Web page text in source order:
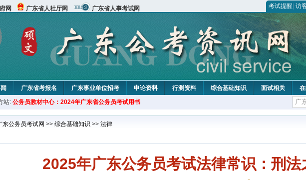
网 广东省人社厅网 广东省人事考试网 考试提醒 访
广东省考报名 广东事业单位招考 申论资料 行测资料 综合基础知识 面试相关
站: 公务员教材中心：2024年广东省公务员考试用书
东公务员考试网 >> 综合基础知识 >> 法律
2025年广东公务员考试法律常识：刑法